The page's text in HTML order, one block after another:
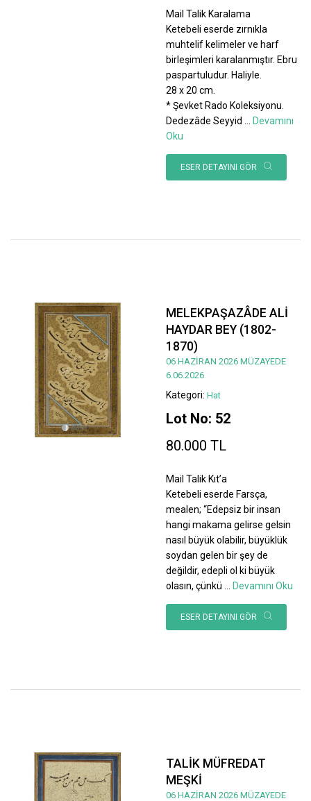
Mail Talik Karalama
Ketebeli eserde zırnıkla
muhtelif kelimeler ve harf
birleşimleri karalanmıştır. Ebru
paspartuludur. Haliyle.
28 x 20 cm.
* Şevket Rado Koleksiyonu.
Dedezâde Seyyid
Devamını
Oku
ESER DETAYINI GÖR
MELEKPAŞAZÂDE ALİ
HAYDAR BEY (1802-
1870)
06 HAZİRAN 2026 MÜZAYEDE
6.06.2026
Kategori: Hat
Lot No: 52
80.000 TL
Mail Talik Kıt’a
Ketebeli eserde Farsça,
mealen; “Edepsiz bir insan
hangi makama gelirse gelsin
nasıl büyük olabilir, büyüklük
soydan gelen bir şey de
değildir, edepli ol ki büyük
olasın, çünkü ... Devamını Oku
ESER DETAYINI GÖR
TALİK MÜFREDAT
MEŞKİ
06 HAZİRAN 2026 MÜZAYEDE